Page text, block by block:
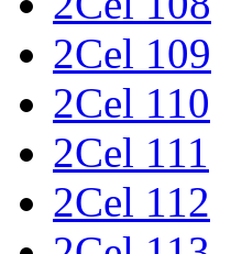
2Cel 109
2Cel 110
2Cel 111
2Cel 112